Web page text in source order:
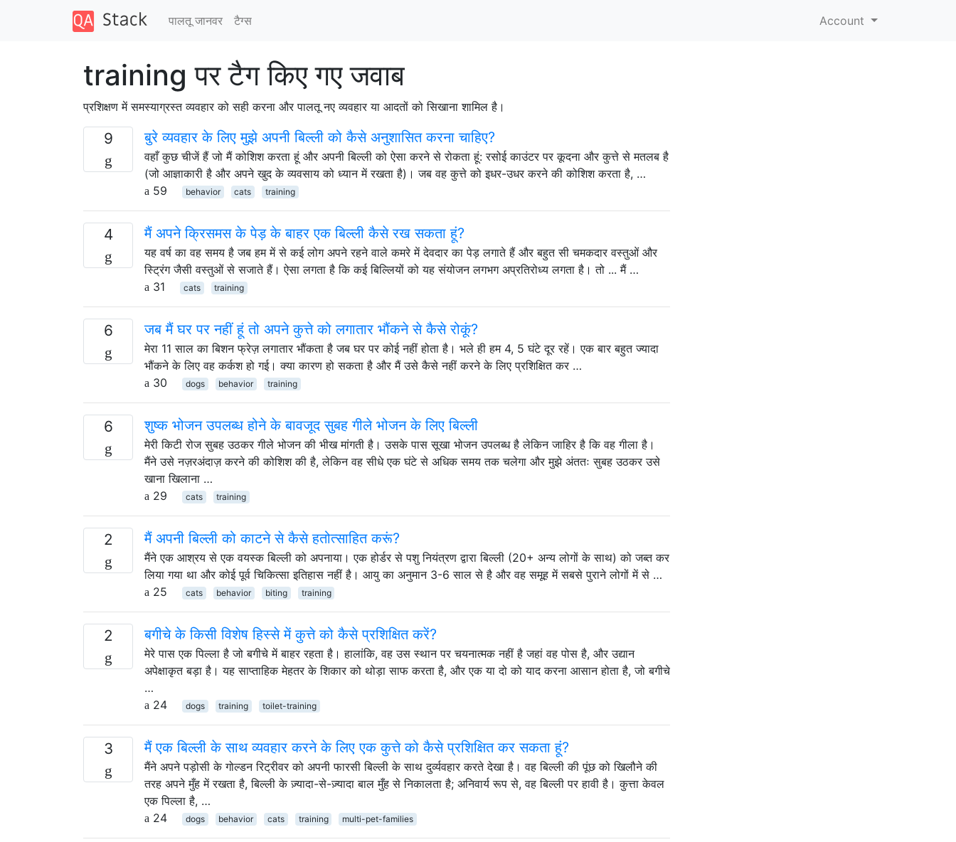
पालतू जानवर टैग्‍स Account
training पर टैग किए गए जवाब
प्रशिक्षण में समस्याग्रस्त व्यवहार को सही करना और पालतू नए व्यवहार या आदतों को सिखाना शामिल है।
9 बुरे व्यवहार के लिए मुझे अपनी बिल्ली को कैसे अनुशासित करना चाहिए?
वहाँ कुछ चीजें हैं जो मैं कोशिश करता हूं और अपनी बिल्ली को ऐसा करने से रोकता हूं: रसोई काउंटर पर कूदना और कुत्ते से मतलब है
(जो आज्ञाकारी है और अपने खुद के व्यवसाय को ध्यान में रखता है)। जब वह कुत्ते को इधर-उधर करने की कोशिश करता है, …
59
behavior cats training
4 मैं अपने क्रिसमस के पेड़ के बाहर एक बिल्ली कैसे रख सकता हूं?
यह वर्ष का वह समय है जब हम में से कई लोग अपने रहने वाले कमरे में देवदार का पेड़ लगाते हैं और बहुत सी चमकदार वस्तुओं और
स्ट्रिंग जैसी वस्तुओं से सजाते हैं। ऐसा लगता है कि कई बिल्लियों को यह संयोजन लगभग अप्रतिरोध्य लगता है। तो ... मैं …
31
cats training
6 जब मैं घर पर नहीं हूं तो अपने कुत्ते को लगातार भौंकने से कैसे रोकूं?
मेरा 11 साल का बिशन फ्रेज़ लगातार भौंकता है जब घर पर कोई नहीं होता है। भले ही हम 4, 5 घंटे दूर रहें। एक बार बहुत ज्यादा
भौंकने के लिए वह कर्कश हो गई। क्या कारण हो सकता है और मैं उसे कैसे नहीं करने के लिए प्रशिक्षित कर …
30
dogs behavior training
6 शुष्क भोजन उपलब्ध होने के बावजूद सुबह गीले भोजन के लिए बिल्ली
मेरी किटी रोज सुबह उठकर गीले भोजन की भीख मांगती है। उसके पास सूखा भोजन उपलब्ध है लेकिन जाहिर है कि वह गीला है।
मैंने उसे नज़रअंदाज़ करने की कोशिश की है, लेकिन वह सीधे एक घंटे से अधिक समय तक चलेगा और मुझे अंततः सुबह उठकर उसे
खाना खिलाना …
29
cats training
2 मैं अपनी बिल्ली को काटने से कैसे हतोत्साहित करूं?
मैंने एक आश्रय से एक वयस्क बिल्ली को अपनाया। एक होर्डर से पशु नियंत्रण द्वारा बिल्ली (20+ अन्य लोगों के साथ) को जब्त कर
लिया गया था और कोई पूर्व चिकित्सा इतिहास नहीं है। आयु का अनुमान 3-6 साल से है और वह समूह में सबसे पुराने लोगों में से …
25
cats behavior biting training
2 बगीचे के किसी विशेष हिस्से में कुत्ते को कैसे प्रशिक्षित करें?
मेरे पास एक पिल्ला है जो बगीचे में बाहर रहता है। हालांकि, वह उस स्थान पर चयनात्मक नहीं है जहां वह पोस है, और उद्यान
अपेक्षाकृत बड़ा है। यह साप्ताहिक मेहतर के शिकार को थोड़ा साफ करता है, और एक या दो को याद करना आसान होता है, जो बगीचे
…
24
dogs training toilet-training
3 मैं एक बिल्ली के साथ व्यवहार करने के लिए एक कुत्ते को कैसे प्रशिक्षित कर सकता हूं?
मैंने अपने पड़ोसी के गोल्डन रिट्रीवर को अपनी फारसी बिल्ली के साथ दुर्व्यवहार करते देखा है। वह बिल्ली की पूंछ को खिलौने की
तरह अपने मुँह में रखता है, बिल्ली के ज़्यादा-से-ज़्यादा बाल मुँह से निकालता है; अनिवार्य रूप से, वह बिल्ली पर हावी है। कुत्ता केवल
एक पिल्ला है, …
24
dogs behavior cats training multi-pet-families